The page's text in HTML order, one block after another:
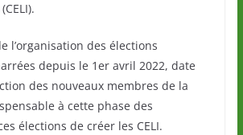
l’organisation des élections
depuis le 1er avril 2022, date
des nouveaux membres de la
à cette phase des
élections de créer les CELI.